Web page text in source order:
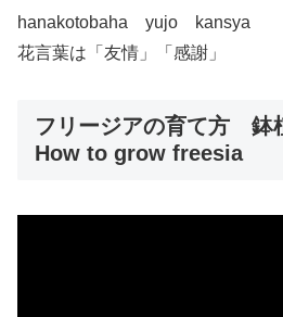
hanakotobaha yujo kansya
花言葉は「友情」「感謝」
フリージアの育て方 鉢
How to grow freesia